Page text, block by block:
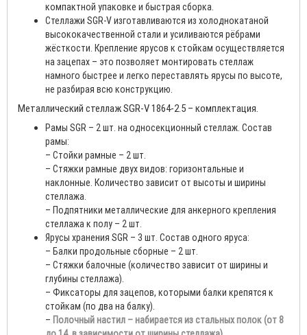
компактной упаковке и быстрая сборка.
Стеллажи SGR-V изготавливаются из холоднокатаной
высококачественной стали и усиливаются рёбрами
жёсткости. Крепление ярусов к стойкам осуществляется
на зацепах – это позволяет монтировать стеллаж
намного быстрее и легко переставлять ярусы по высоте,
не разбирая всю конструкцию.
Металлический стеллаж SGR-V 1864-2.5 – комплектация.
Рамы SGR – 2 шт. на односекционный стеллаж. Состав
рамы:
– Стойки рамные – 2 шт.
– Стяжки рамные двух видов: горизонтальные и
наклонные. Количество зависит от высоты и ширины
стеллажа.
– Подпятники металлические для анкерного крепления
стеллажа к полу – 2 шт.
Ярусы хранения SGR – 3 шт. Состав одного яруса:
– Балки продольные сборные – 2 шт.
– Стяжки балочные (количество зависит от ширины и
глубины стеллажа).
– Фиксаторы для зацепов, которыми балки крепятся к
стойкам (по два на балку).
– Полочный настил – набирается из стальных полок (от 8